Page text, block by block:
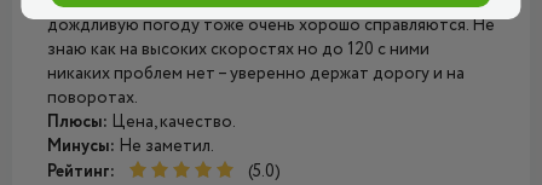
дождливую погоду тоже очень хорошо справляются. Не
знаю как на высоких скоростях но до 120 с ними
никаких проблем нет – уверенно держат дорогу и на
поворотах.
Плюсы: Цена, качество.
Минусы: Не заметил.
Рейтинг:
(5.0)